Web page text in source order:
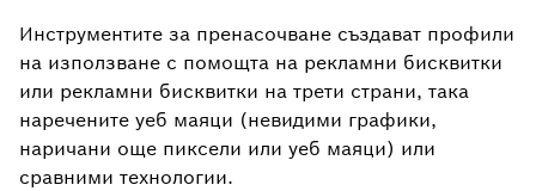
Инструментите за пренасочване създават профили
на използване с помощта на рекламни бисквитки
или рекламни бисквитки на трети страни, така
наречените уеб маяци (невидими графики,
наричани още пиксели или уеб маяци) или
сравними технологии.